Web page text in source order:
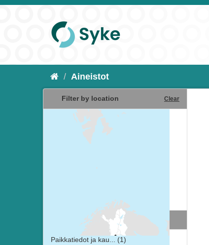
Aineistot
Filter by location Clear
Resurssityypit
Paikkatiedot ja kau... (1)